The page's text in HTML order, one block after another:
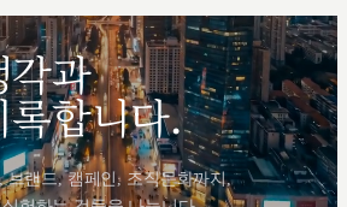
각과
합니다.
랜드, 캠페인, 조직문화까지,